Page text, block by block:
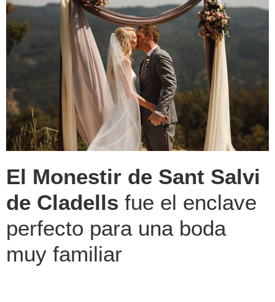
El Monestir de Sant Salvi
de Cladells fue el enclave
perfecto para una boda
muy familiar